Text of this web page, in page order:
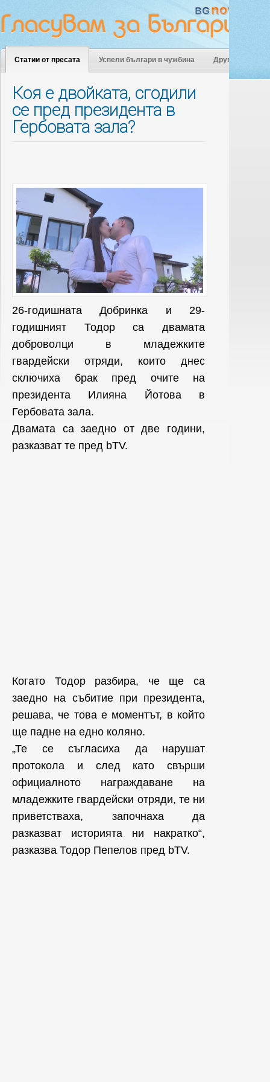
Статии от пресата Успели българи в чужбина Други
Коя е двойката, сгодили
се пред президента в
Гербовата зала?
26-годишната Добринка и 29-
годишният Тодор са двамата
доброволци в младежките
гвардейски отряди, които днес
сключиха брак пред очите на
президента Илияна Йотова в
Гербовата зала.
Двамата са заедно от две години,
разказват те пред bTV.
Когато Тодор разбира, че ще са
заедно на събитие при президента,
решава, че това е моментът, в който
ще падне на едно коляно.
„Те се съгласиха да нарушат
протокола и след като свърши
официалното награждаване на
младежките гвардейски отряди, те ни
приветстваха, започнаха да
разказват историята ни накратко“,
разказва Тодор Пепелов пред bTV.